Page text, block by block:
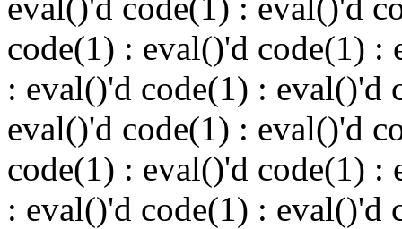
code(1) : eval()'d code(1) :
: eval()'d code(1) : eval()'d
eval()'d code(1) : eval()'d
code(1) : eval()'d code(1) :
: eval()'d code(1) : eval()'d